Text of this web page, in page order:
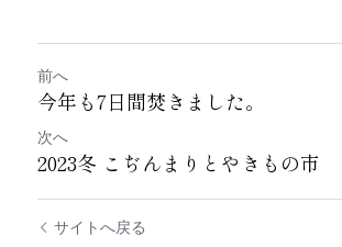
前へ
今年も7日間焚きました。
次へ
2023冬 こぢんまりとやきもの市
サイトへ戻る